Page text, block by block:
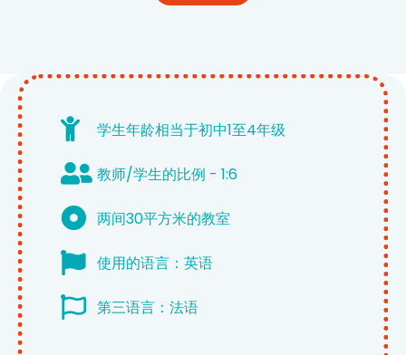
学生年龄相当于初中1至4年级
教师/学生的比例 - 1:6
两间30平方米的教室
使用的语言：英语
第三语言：法语